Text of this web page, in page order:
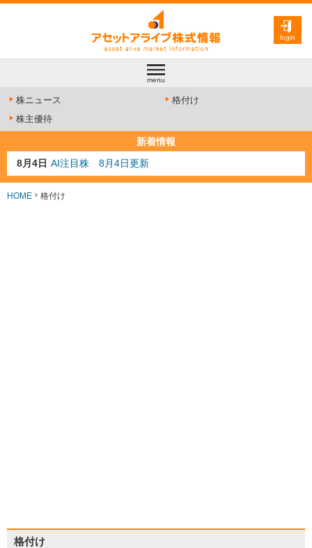
login
menu
株ニュース
格付け
株主優待
新着情報
8月4日 AI注目株 8月4日更新
8月3日 人気業種注目株 8月3日更新
8月2日 金融注目株 8月2日更新
HOME 格付け
格付け